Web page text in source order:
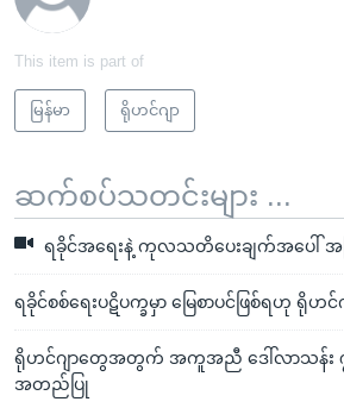
This item is part of
မြန်မာ ရိုဟင်ဂျာ
ဆက်စပ်သတင်းများ ...
ရခိုင်အရေးနဲ့ ကုလသတိပေးချက်အပေါ် အ
ရခိုင်စစ်ရေးပဋိပက္ခမှာ မြေစာပင်ဖြစ်ရဟု ရို
ရိုဟင်ဂျာတွေအတွက် အကူအညီ ဒေါ်လာသန်း
အတည်ပြု